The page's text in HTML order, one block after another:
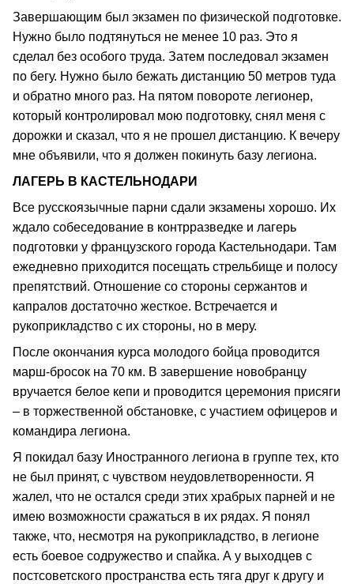
Завершающим был экзамен по физической подготовке.
Нужно было подтянуться не менее 10 раз. Это я
сделал без особого труда. Затем последовал экзамен
по бегу. Нужно было бежать дистанцию 50 метров туда
и обратно много раз. На пятом повороте легионер,
который контролировал мою подготовку, снял меня с
дорожки и сказал, что я не прошел дистанцию. К вечеру
мне объявили, что я должен покинуть базу легиона.
ЛАГЕРЬ В КАСТЕЛЬНОДАРИ
Все русскоязычные парни сдали экзамены хорошо. Их
ждало собеседование в контрразведке и лагерь
подготовки у французского города Кастельнодари. Там
ежедневно приходится посещать стрельбище и полосу
препятствий. Отношение со стороны сержантов и
капралов достаточно жесткое. Встречается и
рукоприкладство с их стороны, но в меру.
После окончания курса молодого бойца проводится
марш-бросок на 70 км. В завершение новобранцу
вручается белое кепи и проводится церемония присяги
– в торжественной обстановке, с участием офицеров и
командира легиона.
Я покидал базу Иностранного легиона в группе тех, кто
не был принят, с чувством неудовлетворенности. Я
жалел, что не остался среди этих храбрых парней и не
имею возможности сражаться в их рядах. Я понял
также, что, несмотря на рукоприкладство, в легионе
есть боевое содружество и спайка. А у выходцев с
постсоветского пространства есть тяга друг к другу и